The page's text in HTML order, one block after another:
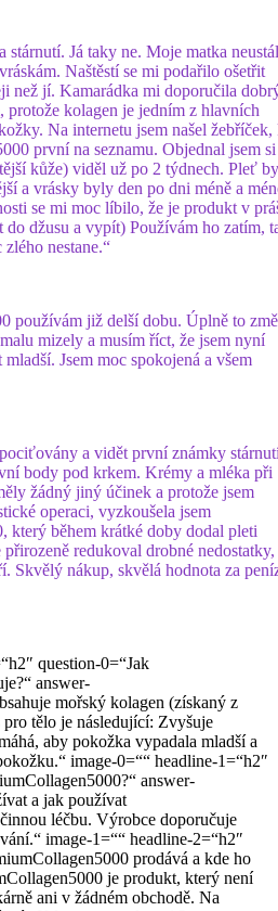
stárnutí. Já taky ne. Moje matka
Naštěstí se mi podařilo ošetřit
než jí. Kamarádka mi doporučila
protože kolagen je jedním z hlavních
Na internetu jsem našel žebříček,
první na seznamu. Objednal jsem
kůže) viděl už po 2 týdnech. Pleť
a vrásky byly den po dni méně a
se mi moc líbilo, že je produkt v
do džusu a vypít) Používám ho zatím,
nestane.“
používám již delší dobu. Úplně to
mizely a musím říct, že jsem nyní
Jsem moc spokojená a všem
a vidět první známky
body pod krkem. Krémy a mléka při
žádný jiný účinek a protože jsem
operaci, vyzkoušela jsem
který během krátké doby dodal pleti
redukoval drobné nedostatky,
Skvělý nákup, skvělá hodnota za
question-0=“Jak
answer-
mořský kolagen (získaný z
tělo je následující: Zvyšuje
aby pokožka vypadala mladší a
image-0=““ headline-1=“h2″
answer-
a jak používat
léčbu. Výrobce doporučuje
image-1=““ headline-2=“h2″
prodává a kde ho
je produkt, který není
ani v žádném obchodě. Na